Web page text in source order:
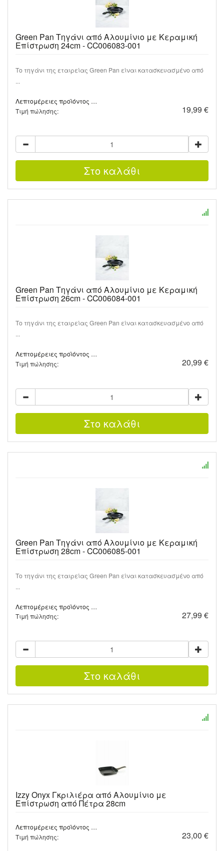
Green Pan Τηγάνι από Αλουμίνιο με Κεραμική
Επίστρωση 24cm - CC006083-001
Το τηγάνι της εταιρείας Green Pan είναι κατασκευασμένο από
...
Λεπτομέρειες προϊόντος …
Τιμή πώλησης:
19,99 €
Green Pan Τηγάνι από Αλουμίνιο με Κεραμική
Επίστρωση 26cm - CC006084-001
Το τηγάνι της εταιρείας Green Pan είναι κατασκευασμένο από
...
Λεπτομέρειες προϊόντος …
Τιμή πώλησης:
20,99 €
Green Pan Τηγάνι από Αλουμίνιο με Κεραμική
Επίστρωση 28cm - CC006085-001
Το τηγάνι της εταιρείας Green Pan είναι κατασκευασμένο από
...
Λεπτομέρειες προϊόντος …
Τιμή πώλησης:
27,99 €
Izzy Onyx Γκριλιέρα από Αλουμίνιο με
Επίστρωση από Πέτρα 28cm
Λεπτομέρειες προϊόντος …
Τιμή πώλησης:
23,00 €